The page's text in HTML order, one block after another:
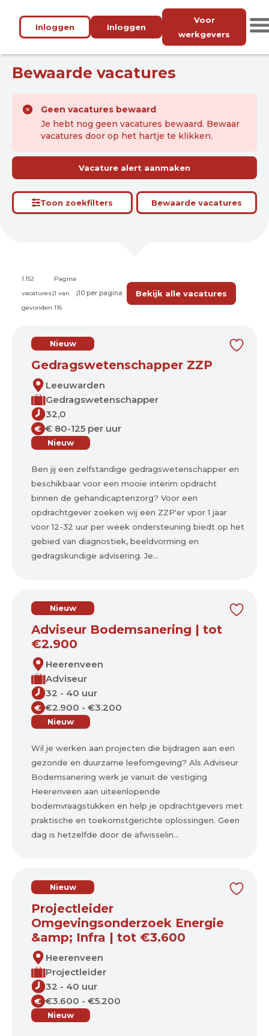
Inloggen Inloggen
Voor
werkgevers
Bewaarde vacatures
Geen vacatures bewaard
Je hebt nog geen vacatures bewaard. Bewaar
vacatures door op het hartje te klikken.
Vacature alert aanmaken
Toon zoekfilters Bewaarde vacatures
1.152
vacatures
gevonden
|
Pagina
1 van
116
| Bekijk alle vacatures
Nieuw
Gedragswetenschapper ZZP
Leeuwarden
Gedragswetenschapper
32,0
€ € 80-125 per uur
Nieuw
Ben jij een zelfstandige gedragswetenschapper en
beschikbaar voor een mooie interim opdracht
binnen de gehandicaptenzorg? Voor een
opdrachtgever zoeken wij een ZZP'er vpor 1 jaar
voor 12-32 uur per week ondersteuning biedt op het
gebied van diagnostiek, beeldvorming en
gedragskundige advisering. Je...
Nieuw
Adviseur Bodemsanering | tot
€2.900
Heerenveen
Adviseur
32 - 40 uur
€ €2.900 - €3.200
Nieuw
Wil je werken aan projecten die bijdragen aan een
gezonde en duurzame leefomgeving? Als Adviseur
Bodemsanering werk je vanuit de vestiging
Heerenveen aan uiteenlopende
bodemvraagstukken en help je opdrachtgevers met
praktische en toekomstgerichte oplossingen. Geen
dag is hetzelfde door de afwisselin...
Nieuw
Projectleider
Omgevingsonderzoek Energie
&amp; Infra | tot €3.600
Heerenveen
Projectleider
32 - 40 uur
€ €3.600 - €5.200
Nieuw